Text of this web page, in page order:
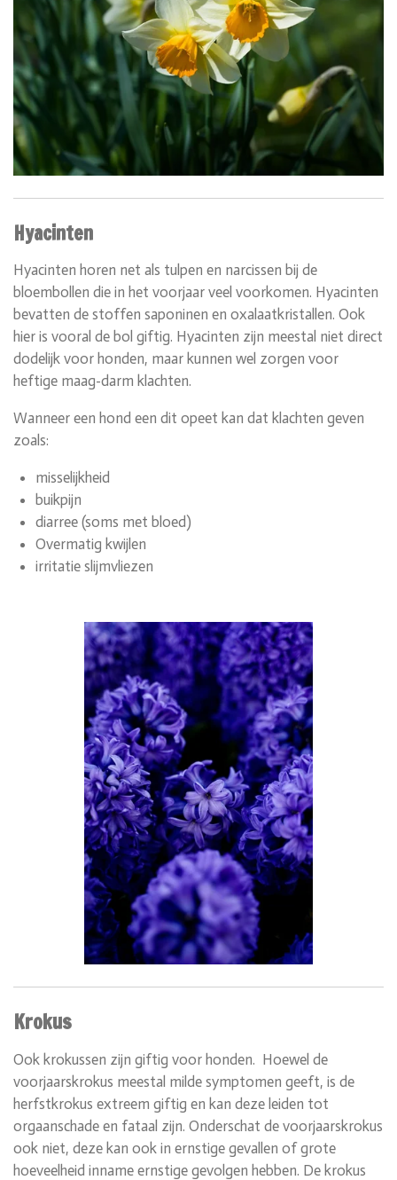
Hyacinten
Hyacinten horen net als tulpen en narcissen bij de
bloembollen die in het voorjaar veel voorkomen. Hyacinten
bevatten de stoffen saponinen en oxalaatkristallen. Ook
hier is vooral de bol giftig. Hyacinten zijn meestal niet direct
dodelijk voor honden, maar kunnen wel zorgen voor
heftige maag-darm klachten.
Wanneer een hond een dit opeet kan dat klachten geven
zoals:
misselijkheid
buikpijn
diarree (soms met bloed)
Overmatig kwijlen
irritatie slijmvliezen
Krokus
Ook krokussen zijn giftig voor honden. Hoewel de
voorjaarskrokus meestal milde symptomen geeft, is de
herfstkrokus extreem giftig en kan deze leiden tot
orgaanschade en fataal zijn. Onderschat de voorjaarskrokus
ook niet, deze kan ook in ernstige gevallen of grote
hoeveelheid inname ernstige gevolgen hebben. De krokus